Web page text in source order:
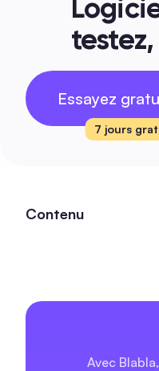
Essayez
7 jours
Contenu
Avec